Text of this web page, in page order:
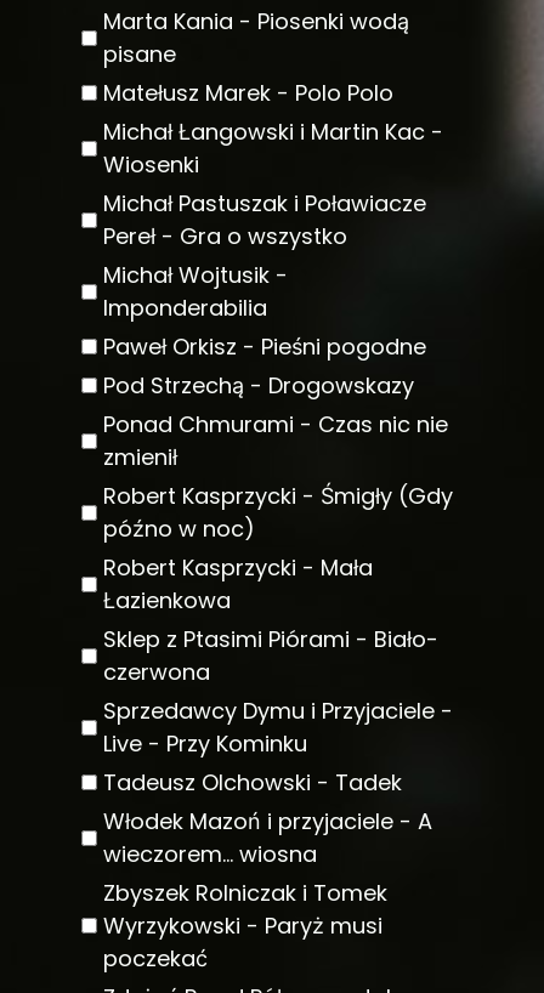
Marta Kania - Piosenki wodą
pisane
Matełusz Marek - Polo Polo
Michał Łangowski i Martin Kac -
Wiosenki
Michał Pastuszak i Poławiacze
Pereł - Gra o wszystko
Michał Wojtusik -
Imponderabilia
Paweł Orkisz - Pieśni pogodne
Pod Strzechą - Drogowskazy
Ponad Chmurami - Czas nic nie
zmienił
Robert Kasprzycki - Śmigły (Gdy
późno w noc)
Robert Kasprzycki - Mała
Łazienkowa
Sklep z Ptasimi Piórami - Biało-
czerwona
Sprzedawcy Dymu i Przyjaciele -
Live - Przy Kominku
Tadeusz Olchowski - Tadek
Włodek Mazoń i przyjaciele - A
wieczorem... wiosna
Zbyszek Rolniczak i Tomek
Wyrzykowski - Paryż musi
poczekać